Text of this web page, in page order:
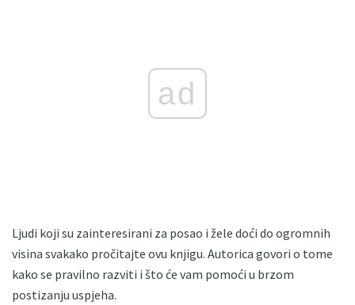
ad
Ljudi koji su zainteresirani za posao i žele doći do ogromnih
visina svakako pročitajte ovu knjigu. Autorica govori o tome
kako se pravilno razviti i što će vam pomoći u brzom
postizanju uspjeha.